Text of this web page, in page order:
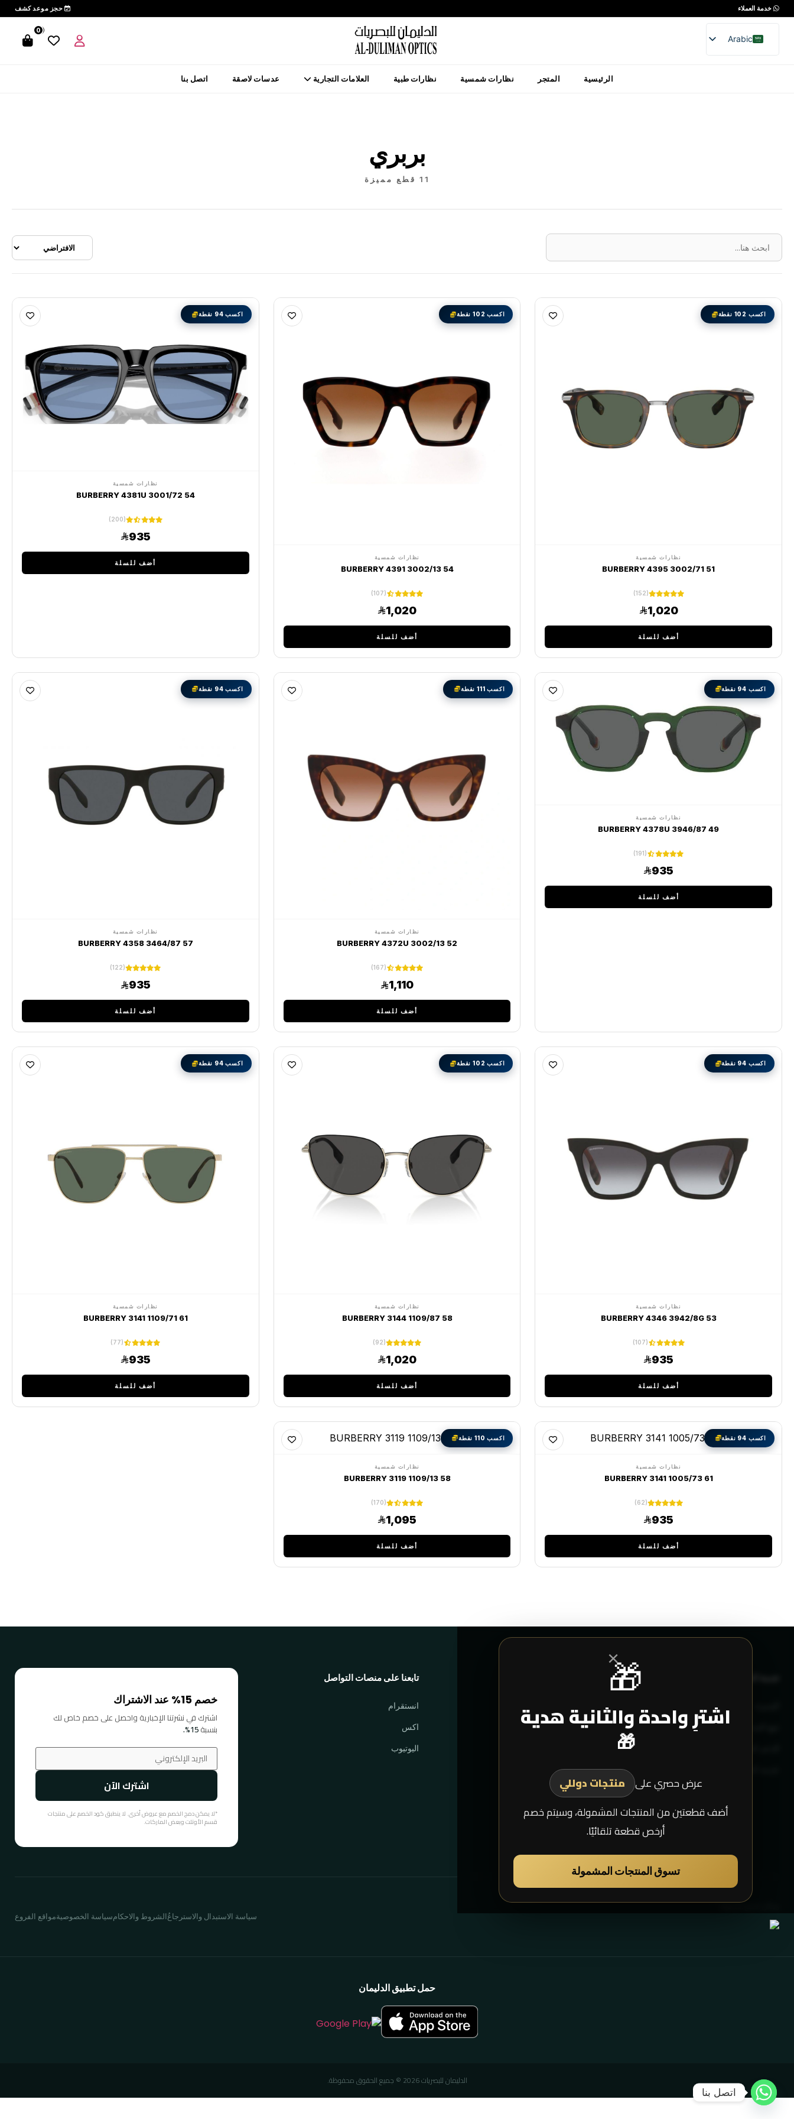
خدمة العملاء حجز موعد كشف
Arabic
English
0
0
الرئيسية المتجر نظارات شمسية نظارات طبية العلامات التجارية عدسات لاصقة اتصل بنا
بربري
11 قطع مميزة
اكسب 102 نقطة
نظارات شمسية
BURBERRY 4395 3002/71 51
(152)
1,020
أضف للسلة
اكسب 102 نقطة
نظارات شمسية
BURBERRY 4391 3002/13 54
(107)
1,020
أضف للسلة
اكسب 94 نقطة
نظارات شمسية
BURBERRY 4381U 3001/72 54
(200)
935
أضف للسلة
اكسب 94 نقطة
نظارات شمسية
BURBERRY 4378U 3946/87 49
(191)
935
أضف للسلة
اكسب 111 نقطة
نظارات شمسية
BURBERRY 4372U 3002/13 52
(167)
1,110
أضف للسلة
اكسب 94 نقطة
نظارات شمسية
BURBERRY 4358 3464/87 57
(122)
935
أضف للسلة
اكسب 94 نقطة
نظارات شمسية
BURBERRY 4346 3942/8G 53
(107)
935
أضف للسلة
اكسب 102 نقطة
نظارات شمسية
BURBERRY 3144 1109/87 58
(92)
1,020
أضف للسلة
اكسب 94 نقطة
نظارات شمسية
BURBERRY 3141 1109/71 61
(77)
935
أضف للسلة
اكسب 94 نقطة
نظارات شمسية
BURBERRY 3141 1005/73 61
(62)
935
أضف للسلة
اكسب 110 نقطة
نظارات شمسية
BURBERRY 3119 1109/13 58
(170)
1,095
أضف للسلة
×
🎁
اشترِ واحدة والثانية هدية
🎁
عرض حصري على منتجات دوللي
أضف قطعتين من المنتجات المشمولة، وسيتم خصم
أرخص قطعة تلقائيًا.
تسوق المنتجات المشمولة
تسجيل
تابعنا على منصات التواصل
انستقرام
اكس
اليوتيوب
خصم 15% عند الاشتراك
اشترك في نشرتنا الإخبارية واحصل على خصم خاص لك
بنسبة15%.
اشترك الآن
*لا يمكن دمج الخصم مع عروض أخرى. لا ينطبق كود الخصم على منتجات
قسم الأوتلت وبعض الماركات.
وسائل الدفع المقبولة
سياسة الاستبدال والاسترجاعُالشروط والاحكامسياسة الخصوصيةمواقع الفروع
حمل تطبيق الدليمان
الدليمان للبصريات 2026 © جميع الحقوق محفوظة.
اتصل بنا